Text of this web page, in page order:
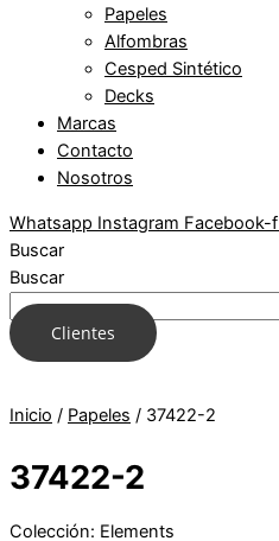
Papeles
Alfombras
Cesped Sintético
Decks
Marcas
Contacto
Nosotros
Whatsapp Instagram Facebook-f
Buscar
Buscar
Clientes
Inicio / Papeles / 37422-2
37422-2
Colección: Elements